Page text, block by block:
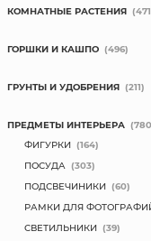
КОМНАТНЫЕ РАСТЕНИЯ
ГОРШКИ И КАШПО (496)
ГРУНТЫ И УДОБРЕНИЯ (211)
ПРЕДМЕТЫ ИНТЕРЬЕРА
ФИГУРКИ (164)
ПОСУДА (303)
ПОДСВЕЧИНИКИ (60)
РАМКИ ДЛЯ
СВЕТИЛЬНИКИ (39)